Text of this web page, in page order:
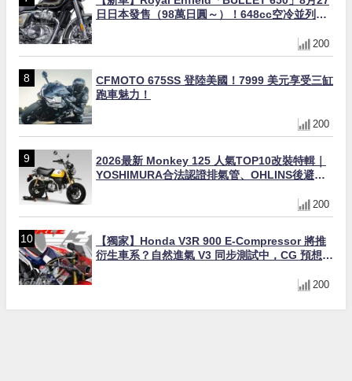
日日本發售（98萬日圓～）！648cc空冷並列雙
200
CFMOTO 675SS 登陸美國！7999 美元享受三缸
跑車魅力！
200
2026最新 Monkey 125 人氣TOP10改裝特輯｜
YOSHIMURA合法認證排氣管、OHLINS後避
200
【獨家】Honda V3R 900 E-Compressor 將推
衍生車系？自然進氣 V3 同步測試中，CG 預想曝
200